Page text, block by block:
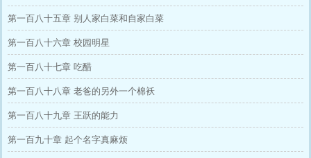
第一百八十五章 别人家白菜和自家白菜
第一百八十六章 校园明星
第一百八十七章 吃醋
第一百八十八章 老爸的另外一个棉袄
第一百八十九章 王跃的能力
第一百九十章 起个名字真麻烦